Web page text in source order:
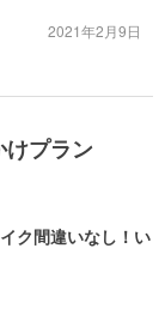
2021年2月9日
けプラン
ク間違いなし！い